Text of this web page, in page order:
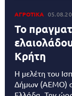
ΑΓΡΟΤΙΚΑ
Το
Κρήτη
Η μελέτη του
Δήμων (AEMO)